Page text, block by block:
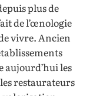
plus de
de l’œnologie
vivre. Ancien
aujourd’hui les
restaurateurs